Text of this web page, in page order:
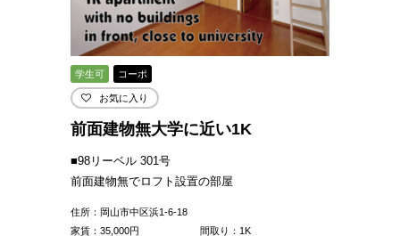
学生可 コーポ
お気に入り
前面建物無大学に近い1K
■98リーベル 301号
前面建物無でロフト設置の部屋
住所：岡山市中区浜1-6-18
家賃： 35,000円
間取り：1K